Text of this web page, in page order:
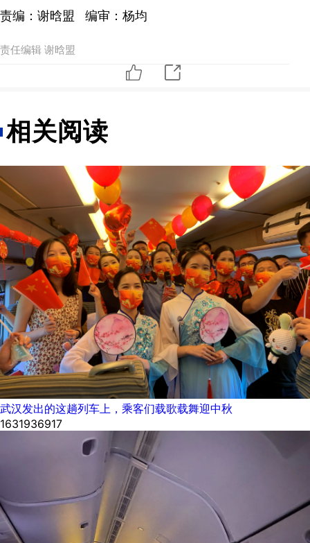
责编：谢晗盟 编审：杨均
责任编辑 谢晗盟
相关阅读
武汉发出的这趟列车上，乘客们载歌载舞迎中秋
1631936917